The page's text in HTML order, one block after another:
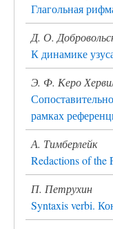
Глагольная
Д. О.
К динамике
Э. Ф. Керо
рамках
А. Тимберлейк
Redactions of the
П. Петрухин
Syntaxis verbi.